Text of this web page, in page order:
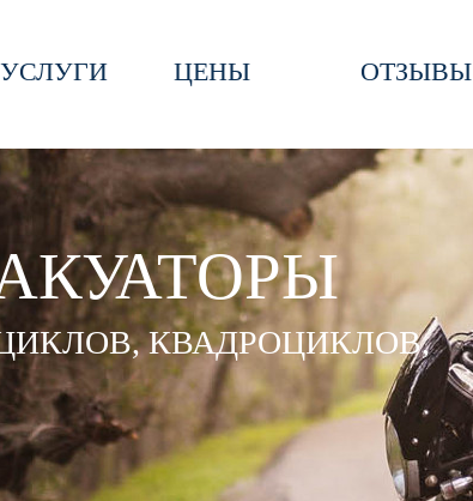
ЦЕНЫ ОТЗЫВЫ
КВАДРОЦИКЛОВ,